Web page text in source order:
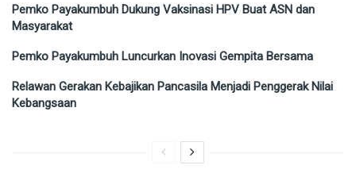
Pemko Payakumbuh Dukung Vaksinasi HPV Buat ASN dan
Masyarakat
Pemko Payakumbuh Luncurkan Inovasi Gempita Bersama
Relawan Gerakan Kebajikan Pancasila Menjadi Penggerak Nilai
Kebangsaan